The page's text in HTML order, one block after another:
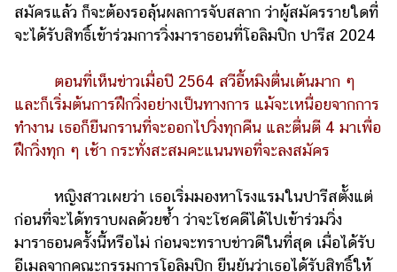
สมัครแล้ว ก็จะต้องรอลุ้นผลการจับสลาก ว่าผู้สมัครรายใดที่
จะได้รับสิทธิ์เข้าร่วมการวิ่งมาราธอนที่โอลิมปิก ปารีส 2024
ตอนที่เห็นข่าวเมื่อปี 2564 สวีอี้หมิงตื่นเต้นมาก ๆ
และก็เริ่มต้นการฝึกวิ่งอย่างเป็นทางการ แม้จะเหนื่อยจากการ
ทำงาน เธอก็ยืนกรานที่จะออกไปวิ่งทุกคืน และตื่นตี 4 มาเพื่อ
ฝึกวิ่งทุก ๆ เช้า กระทั่งสะสมคะแนนพอที่จะลงสมัคร
หญิงสาวเผยว่า เธอเริ่มมองหาโรงแรมในปารีสตั้งแต่
ก่อนที่จะได้ทราบผลด้วยซ้ำ ว่าจะโชคดีได้ไปเข้าร่วมวิ่ง
มาราธอนครั้งนี้หรือไม่ ก่อนจะทราบข่าวดีในที่สุด เมื่อได้รับ
อีเมลจากคณะกรรมการโอลิมปิก ยืนยันว่าเธอได้รับสิทธิ์ให้